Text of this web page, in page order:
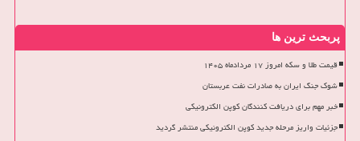
پربحث ترین ها
قیمت طلا و سکه امروز ۱۷ مردادماه ۱۴۰۵
شوک جنگ ایران به صادرات نفت عربستان
خبر مهم برای دریافت کنندگان کوپن الکترونیکی
جزئیات واریز مرحله جدید کوپن الکترونیکی منتشر گردید